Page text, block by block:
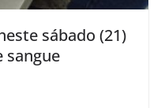
sábado (21)
sangue